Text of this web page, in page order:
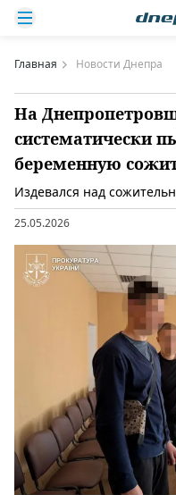
Главная Новости Днепра
На
систематически
беременную
Издевался над
25.05.2026